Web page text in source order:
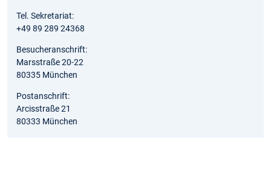
Tel. Sekretariat:
+49 89 289 24368
Besucheranschrift:
Marsstraße 20-22
80335 München
Postanschrift:
Arcisstraße 21
80333 München